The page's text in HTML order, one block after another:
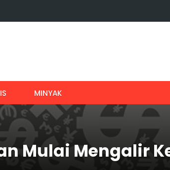
MINYAK
Mulai Mengalir